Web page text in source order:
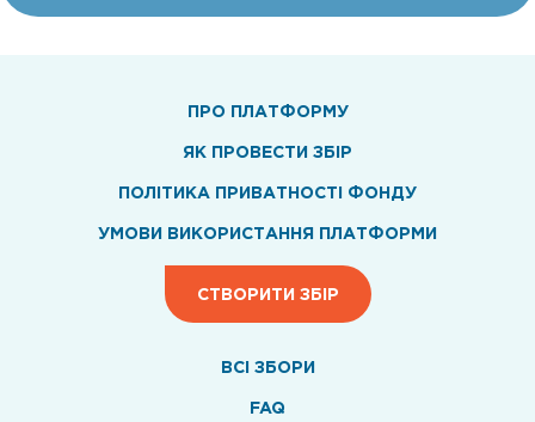
ПРО ПЛАТФОРМУ
ЯК ПРОВЕСТИ ЗБІР
ПОЛІТИКА ПРИВАТНОСТІ ФОНДУ
УМОВИ ВИКОРИСТАННЯ ПЛАТФОРМИ
СТВОРИТИ ЗБІР
ВСI ЗБОРИ
FAQ